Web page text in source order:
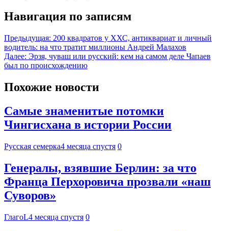
Навигация по записям
Предыдущая: 200 квадратов у ХХС, антиквариат и личный
водитель: на что тратит миллионы Андрей Малахов
Далее: Эрзя, чуваш или русский: кем на самом деле Чапаев
был по происхождению
Похожие новости
Самые знаменитые потомки
Чингисхана в истории России
Русская семерка4 месяца спустя 0
Генералы, взявшие Берлин: за что
Франца Перхоровича прозвали «наш
Суворов»
ГлагоL4 месяца спустя 0